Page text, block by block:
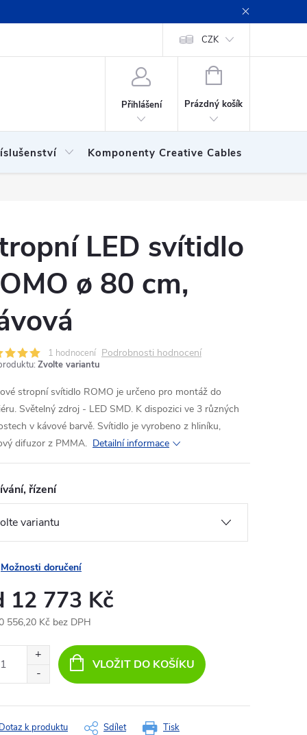
Podmínky ochrany
CZK
Přihlášení
NÁKUPNÍ
Prázdný košík
Komponenty Creative Cables
LED svítidlo
ø 80 cm,
1 hodnocení Podrobnosti hodnocení
Zvolte variantu
stropní svítidlo ROMO je určeno pro montáž do
Světelný zdroj - LED SMD. K dispozici ve 3 různých
v kávové barvě. Svítidlo je vyrobeno z hliníku,
difuzor z PMMA. Detailní informace
řízení
Možnosti doručení
12 773 Kč
556,20 Kč bez DPH
VLOŽIT DO KOŠÍKU
Tisk
k produktu Sdílet